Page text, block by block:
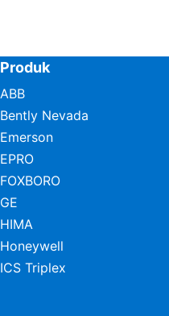
Produk
ABB
Bently Nevada
Emerson
EPRO
FOXBORO
GE
HIMA
Honeywell
ICS Triplex